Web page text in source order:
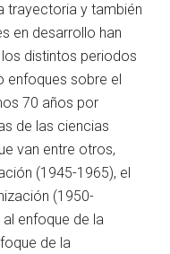
trayectoria y también
en desarrollo han
distintos periodos
sobre el
70 años por
de las ciencias
van entre otros,
(1945-1965), el
(1950-
enfoque de la
de la